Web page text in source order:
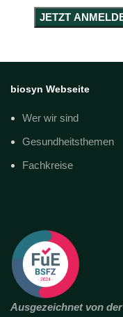
biosyn Webseite
Wer wir sind
Gesundheitsthemen
Fachkreise
Ausgezeichnet von